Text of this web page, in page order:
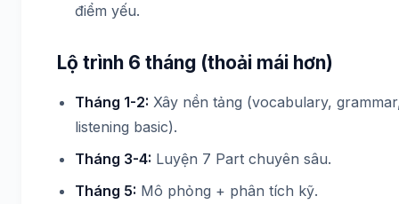
điểm yếu.
Lộ trình 6 tháng (thoải mái hơn)
Tháng 1-2: Xây nền tảng (vocabulary,
listening basic).
Tháng 3-4: Luyện 7 Part chuyên sâu.
Tháng 5: Mô phỏng + phân tích kỹ.